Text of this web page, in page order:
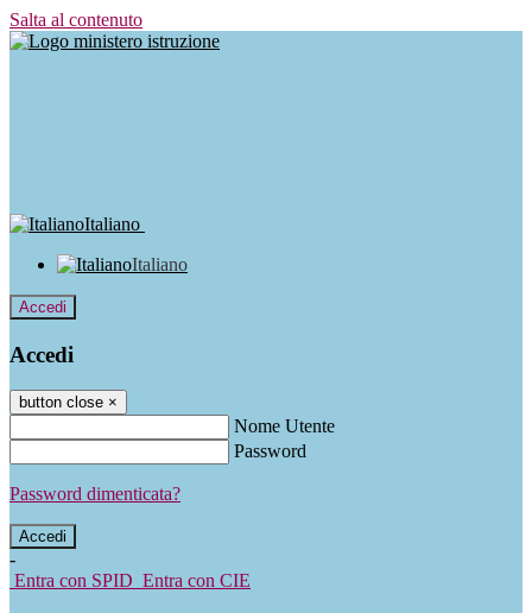
Salta al contenuto
Italiano
Italiano
Accedi
Accedi
button close ×
Nome Utente
Password
Password dimenticata?
-
Entra con SPID Entra con CIE